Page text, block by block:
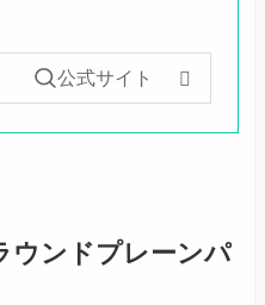
公式サイト
ウンドプレーンパ